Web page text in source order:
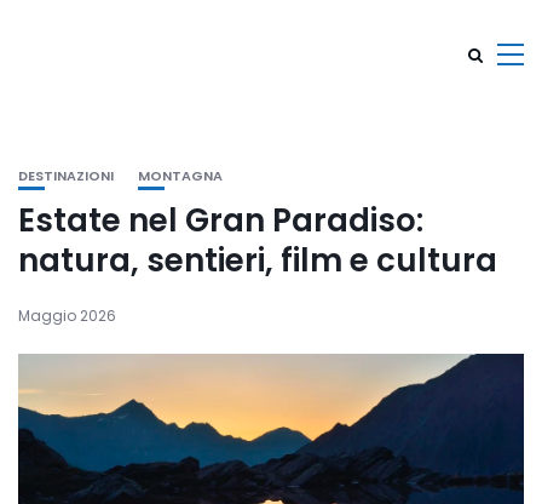
DESTINAZIONI MONTAGNA
Estate nel Gran Paradiso:
natura, sentieri, film e cultura
Maggio 2026